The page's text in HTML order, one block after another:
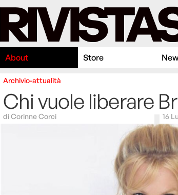
About Store
Archivio-attualità
Chi vuole liberare
diCorinne Corci 16